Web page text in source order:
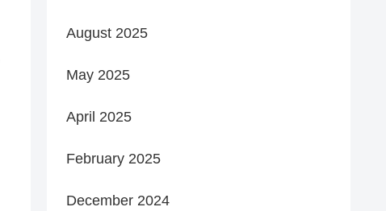
August 2025
May 2025
April 2025
February 2025
December 2024